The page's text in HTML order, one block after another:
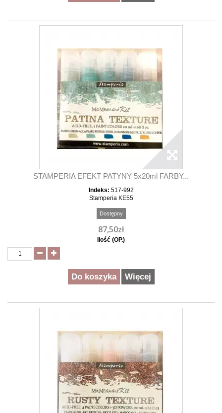
STAMPERIA EFEKT PATYNY 5x20ml FARBY...
Indeks: 517-992
Stamperia KE55
Dostępny
87,50zł
Ilość (OP.)
Do koszyka Więcej